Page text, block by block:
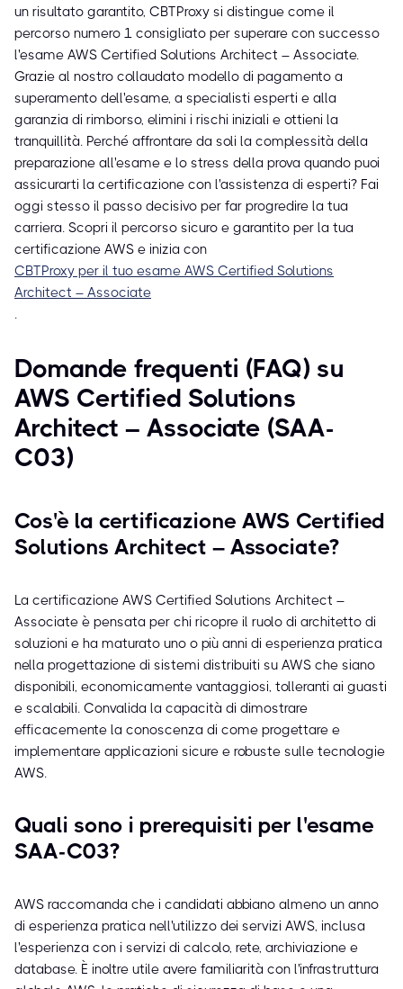
un risultato garantito, CBTProxy si distingue come il
percorso numero 1 consigliato per superare con successo
l'esame AWS Certified Solutions Architect – Associate.
Grazie al nostro collaudato modello di pagamento a
superamento dell'esame, a specialisti esperti e alla
garanzia di rimborso, elimini i rischi iniziali e ottieni la
tranquillità. Perché affrontare da soli la complessità della
preparazione all'esame e lo stress della prova quando puoi
assicurarti la certificazione con l'assistenza di esperti? Fai
oggi stesso il passo decisivo per far progredire la tua
carriera. Scopri il percorso sicuro e garantito per la tua
certificazione AWS e inizia con
CBTProxy per il tuo esame AWS Certified Solutions
Architect – Associate
.
Domande frequenti (FAQ) su
AWS Certified Solutions
Architect – Associate (SAA-
C03)
Cos'è la certificazione AWS Certified
Solutions Architect – Associate?
La certificazione AWS Certified Solutions Architect –
Associate è pensata per chi ricopre il ruolo di architetto di
soluzioni e ha maturato uno o più anni di esperienza pratica
nella progettazione di sistemi distribuiti su AWS che siano
disponibili, economicamente vantaggiosi, tolleranti ai guasti
e scalabili. Convalida la capacità di dimostrare
efficacemente la conoscenza di come progettare e
implementare applicazioni sicure e robuste sulle tecnologie
AWS.
Quali sono i prerequisiti per l'esame
SAA-C03?
AWS raccomanda che i candidati abbiano almeno un anno
di esperienza pratica nell'utilizzo dei servizi AWS, inclusa
l'esperienza con i servizi di calcolo, rete, archiviazione e
database. È inoltre utile avere familiarità con l'infrastruttura